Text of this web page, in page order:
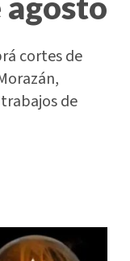
cortes de
de